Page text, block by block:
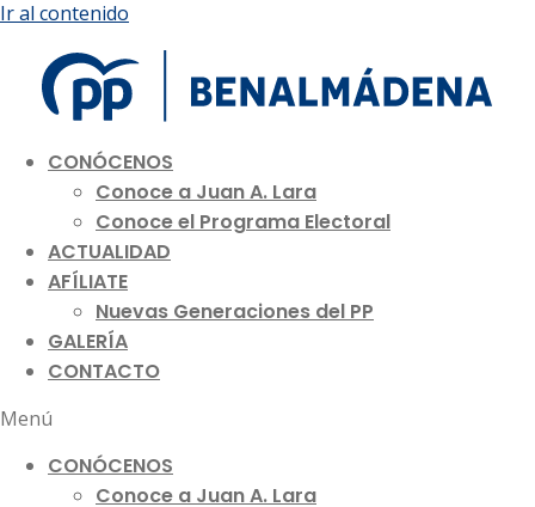
Ir al contenido
CONÓCENOS
Conoce a Juan A. Lara
Conoce el Programa Electoral
ACTUALIDAD
AFÍLIATE
Nuevas Generaciones del PP
GALERÍA
CONTACTO
Menú
CONÓCENOS
Conoce a Juan A. Lara